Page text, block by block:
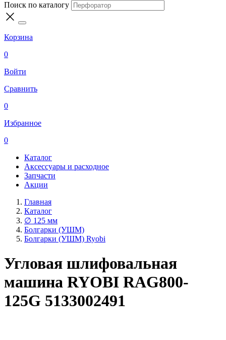
Поиск по каталогу
Корзина
0
Войти
Сравнить
0
Избранное
0
Каталог
Аксессуары и расходное
Запчасти
Акции
Главная
Каталог
∅ 125 мм
Болгарки (УШМ)
Болгарки (УШМ) Ryobi
Угловая шлифовальная
машина RYOBI RAG800-
125G 5133002491